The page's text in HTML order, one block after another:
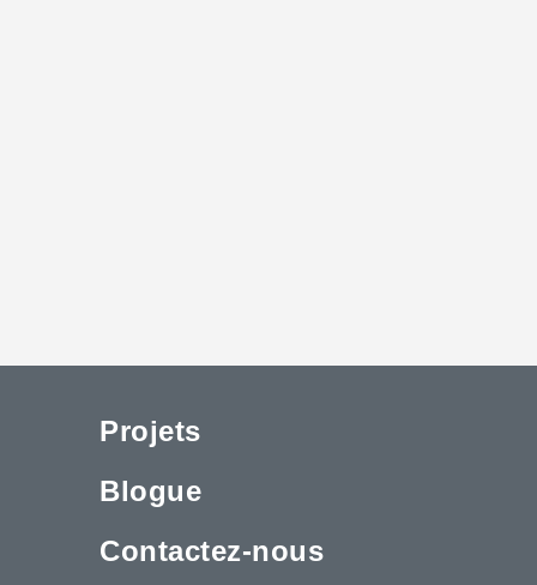
Projets
Blogue
Contactez-nous